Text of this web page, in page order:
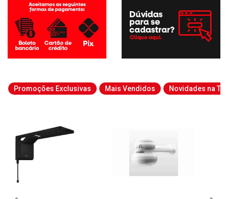
Promoções Exclusivas Mais Vendidos Novidades na